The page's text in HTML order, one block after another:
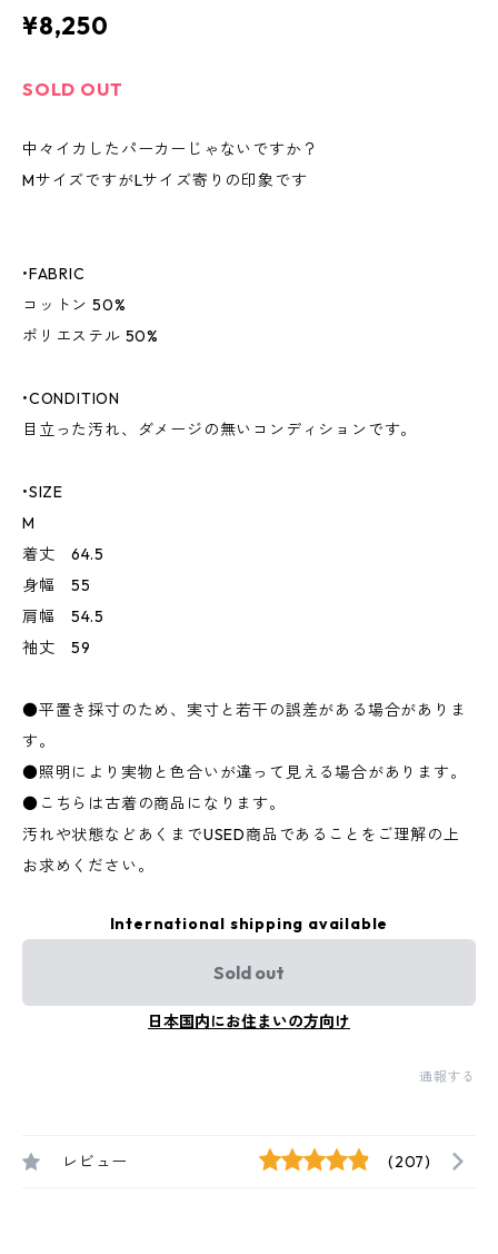
¥8,250
SOLD OUT
中々イカしたパーカーじゃないですか？
MサイズですがLサイズ寄りの印象です
•FABRIC
コットン 50%
ポリエステル 50%
•CONDITION
目立った汚れ、ダメージの無いコンディションです。
•SIZE
M
着丈 64.5
身幅 55
肩幅 54.5
袖丈 59
●平置き採寸のため、実寸と若干の誤差がある場合がありま
す。
●照明により実物と色合いが違って見える場合があります。
●こちらは古着の商品になります。
汚れや状態などあくまでUSED商品であることをご理解の上
お求めください。
International shipping available
Sold out
日本国内にお住まいの方向け
通報する
レビュー (207)